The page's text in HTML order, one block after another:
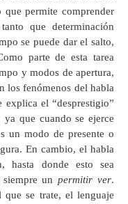
que permite comprender
que determinación
se puede dar el salto,
parte de esta tarea
y modos de apertura,
los fenómenos del habla
el “desprestigio”
que cuando se ejerce
un modo de presente o
En cambio, el habla
hasta donde esto sea
siempre unpermitir ver.
se trate, el lenguaje